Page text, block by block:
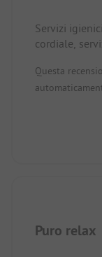
Servizi
cordiale,
con lago
barche a
Questa
Puro relax